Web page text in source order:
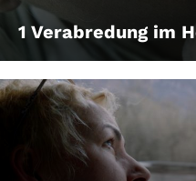
1 Verabredung im